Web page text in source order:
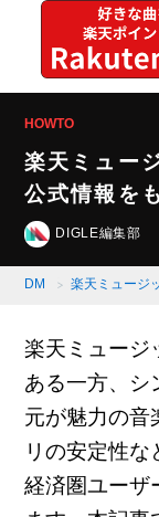
HOWTO
楽天ミュー
公式情報を
DIGLE編集部
DM 楽天ミュージ
楽天ミュージ
ある一方、シ
元が魅力の音
リの安定性
経済圏ユーザ